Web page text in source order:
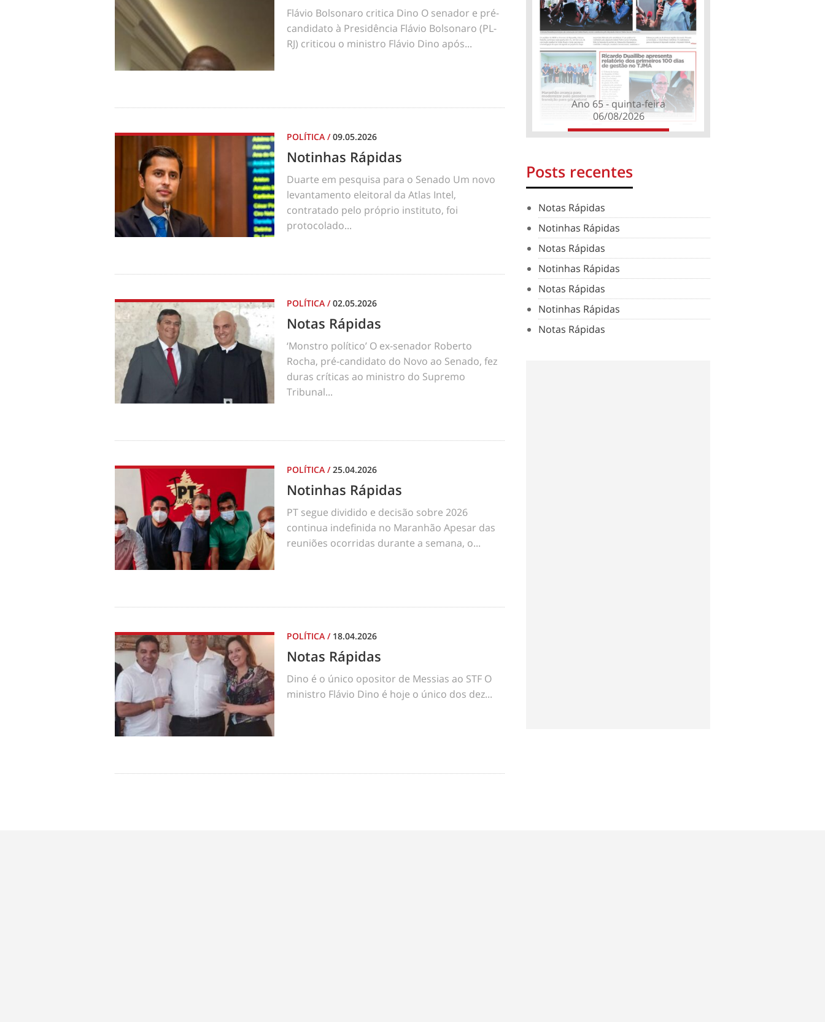
Flávio Bolsonaro critica Dino O senador e pré-
candidato à Presidência Flávio Bolsonaro (PL-
RJ) criticou o ministro Flávio Dino após...
POLÍTICA /09.05.2026
Notinhas Rápidas
Duarte em pesquisa para o Senado Um novo
levantamento eleitoral da Atlas Intel,
contratado pelo próprio instituto, foi
protocolado...
POLÍTICA /02.05.2026
Notas Rápidas
‘Monstro político’ O ex-senador Roberto
Rocha, pré-candidato do Novo ao Senado, fez
duras críticas ao ministro do Supremo
Tribunal...
POLÍTICA /25.04.2026
Notinhas Rápidas
PT segue dividido e decisão sobre 2026
continua indefinida no Maranhão Apesar das
reuniões ocorridas durante a semana, o...
POLÍTICA / 18.04.2026
Notas Rápidas
Dino é o único opositor de Messias ao STF O
ministro Flávio Dino é hoje o único dos dez...
Ano 65 - quinta-feira
06/08/2026
Posts recentes
Notas Rápidas
Notinhas Rápidas
Notas Rápidas
Notinhas Rápidas
Notas Rápidas
Notinhas Rápidas
Notas Rápidas